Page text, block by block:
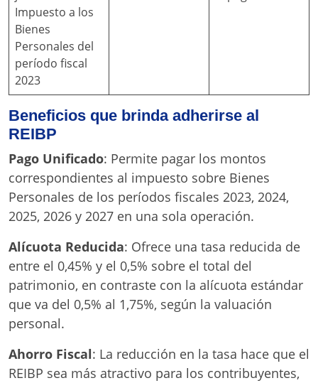
Impuesto a los
Bienes
Personales del
período fiscal
2023
Beneficios que brinda adherirse al
REIBP
Pago Unificado: Permite pagar los montos
correspondientes al impuesto sobre Bienes
Personales de los períodos fiscales 2023, 2024,
2025, 2026 y 2027 en una sola operación.
Alícuota Reducida: Ofrece una tasa reducida de
entre el 0,45% y el 0,5% sobre el total del
patrimonio, en contraste con la alícuota estándar
que va del 0,5% al 1,75%, según la valuación
personal.
Ahorro Fiscal: La reducción en la tasa hace que el
REIBP sea más atractivo para los contribuyentes,